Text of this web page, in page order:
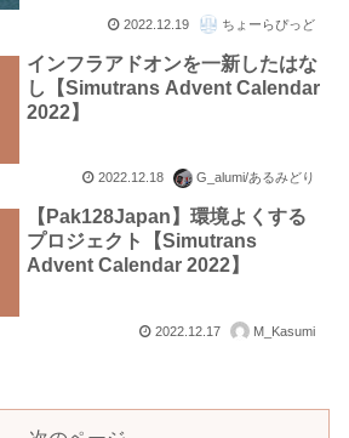
2022.12.19 ちょーらぴっど
インフラアドオンを一新したはな
し【Simutrans Advent Calendar
2022】
2022.12.18 G_alumi/あるみどり
【Pak128Japan】環境よくする
プロジェクト【Simutrans
Advent Calendar 2022】
2022.12.17 M_Kasumi